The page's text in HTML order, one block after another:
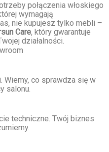
połączenia włoskiego
wymagają
nie kupujesz tylko mebli –
Care, który gwarantuje
działalności.
Wiemy, co sprawdza się w
salonu.
techniczne. Twój biznes